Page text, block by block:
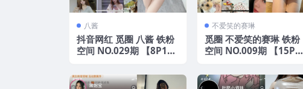
八酱
抖音网红 觅圈 八酱 铁粉
空间 NO.029期 【8P12
不爱笑的赛琳
觅圈 不爱笑的赛琳 铁粉
空间 NO.009期 【15P1